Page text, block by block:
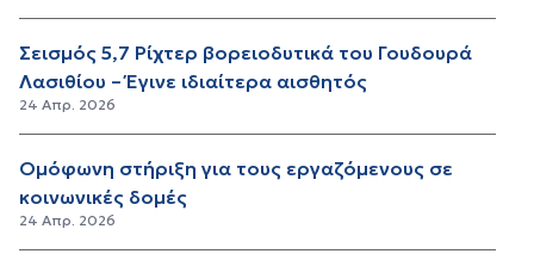
Σεισμός 5,7 Ρίχτερ βορειοδυτικά του Γουδουρά
Λασιθίου – Έγινε ιδιαίτερα αισθητός
24 Απρ. 2026
Ομόφωνη στήριξη για τους εργαζόμενους σε
κοινωνικές δομές
24 Απρ. 2026